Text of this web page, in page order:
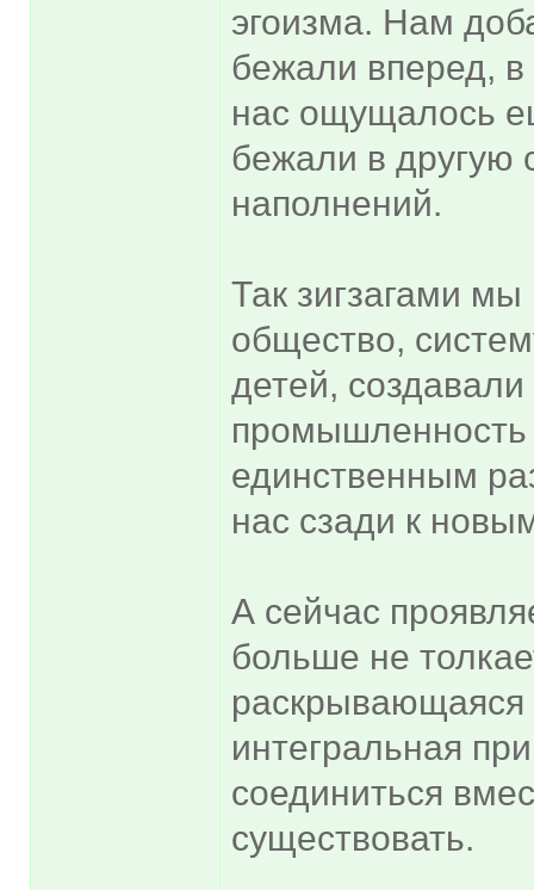
эгоизма. Нам
бежали вперед, в
нас ощущалось
бежали в другую
наполнений.
Так зигзагами
общество,
детей, создавали
промышленность
единственным
нас сзади к
А сейчас
больше не
раскрывающаяся
интегральная
соединиться
существовать.